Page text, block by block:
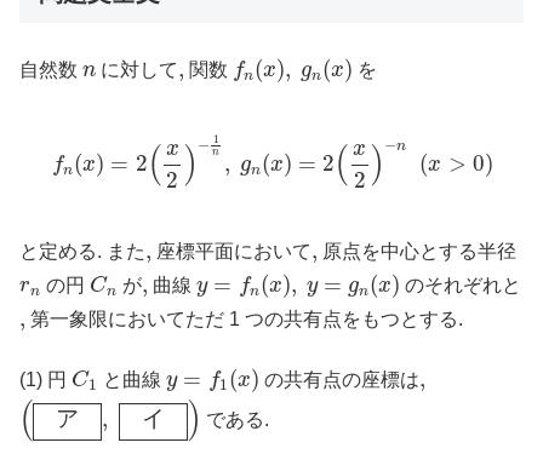
自然数 n
n に対して,, 関数 fn(x), gn(x)
n (x ), x を
fn(x) = 2( x
2 ) − 1
n , gn(x) = 2( x
2 ) −n
(x > 0)
1
と定める. また,, 座標平面において,, 原点を中心とする半径
rn
rn の円 Cn
Cn が,
, 曲線 y = fn(x), y = gn(x)
(x ), y のそれぞれと
,, 第一象限においてただ 1 つの共有点をもつとする.
(1) 円 C1
C1 と曲線 y = f1(x)
(x ) の共有点の座標は,,
( ア , イ )
(ア, イ)
である.